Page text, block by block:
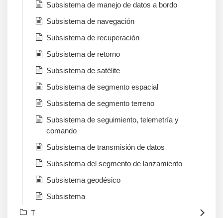
Subsistema de manejo de datos a bordo
Subsistema de navegación
Subsistema de recuperación
Subsistema de retorno
Subsistema de satélite
Subsistema de segmento espacial
Subsistema de segmento terreno
Subsistema de seguimiento, telemetría y
comando
Subsistema de transmisión de datos
Subsistema del segmento de lanzamiento
Subsistema geodésico
Subsistema
T